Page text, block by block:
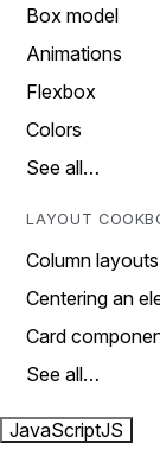
Box model
Animations
Flexbox
Colors
See all…
LAYOUT
Column layouts
Centering an
Card
See all…
JavaScriptJS